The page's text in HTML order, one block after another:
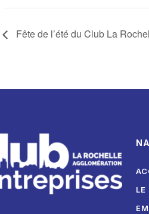
Fête de l’été du Club La
LE